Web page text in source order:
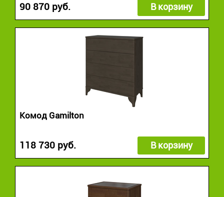
90 870 руб. В корзину
Комод Gamilton
118 730 руб. В корзину